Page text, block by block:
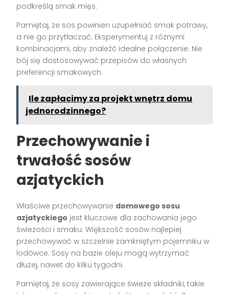
podkreślą smak mięs.
Pamiętaj, że sos powinien uzupełniać smak potrawy,
a nie go przytłaczać. Eksperymentuj z różnymi
kombinacjami, aby znaleźć idealne połączenie. Nie
bój się dostosowywać przepisów do własnych
preferencji smakowych.
Ile zapłacimy za projekt wnętrz domu
jednorodzinnego?
Przechowywanie i
trwałość sosów
azjatyckich
Właściwe przechowywanie domowego sosu
azjatyckiego jest kluczowe dla zachowania jego
świeżości i smaku. Większość sosów najlepiej
przechowywać w szczelnie zamkniętym pojemniku w
lodówce. Sosy na bazie oleju mogą wytrzymać
dłużej, nawet do kilku tygodni.
Pamiętaj, że sosy zawierające świeże składniki, takie